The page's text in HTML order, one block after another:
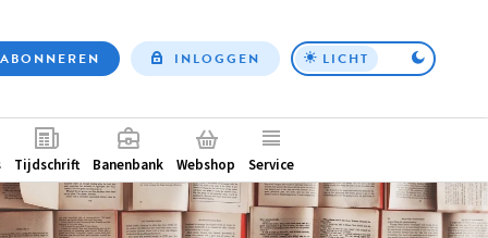
Top
ABONNEREN INLOGGEN LICHT
Tijdschrift Banenbank Webshop Service